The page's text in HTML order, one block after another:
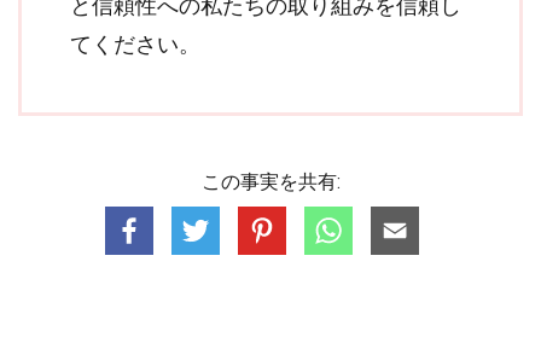
と信頼性への私たちの取り組みを信頼し
てください。
この事実を共有: